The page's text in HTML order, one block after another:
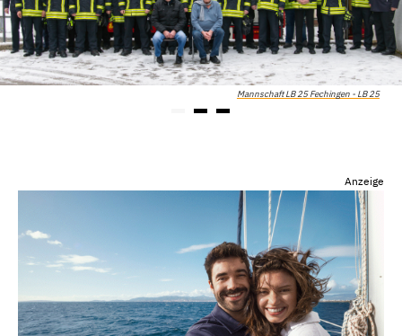
Mannschaft LB 25 Fechingen - LB 25
Anzeige